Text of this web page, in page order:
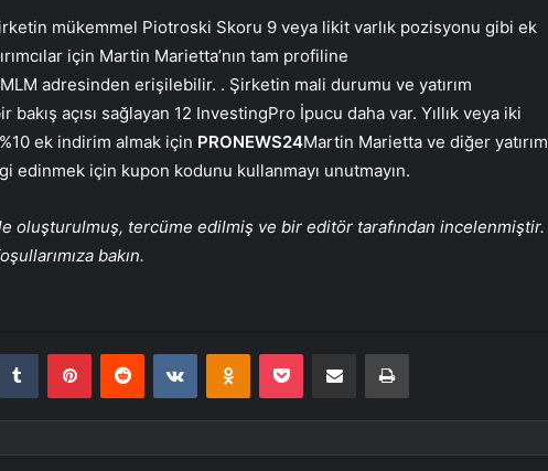
mükemmel Piotroski Skoru 9 veya likit varlık pozisyonu gibi ek
için Martin Marietta’nın tam profiline
adresinden erişilebilir. . Şirketin mali durumu ve yatırım
bakış açısı sağlayan 12 InvestingPro İpucu daha var. Yıllık veya iki
ek indirim almak için PRONEWS24Martin Marietta ve diğer yatırım
edinmek için kupon kodunu kullanmayı unutmayın.
oluşturulmuş, tercüme edilmiş ve bir editör tarafından incelenmiştir.
bakın.
Tumblr PinterestReddit VKontakteOdnoklassniki
Pocket E-Posta ile paylaş Yazdır